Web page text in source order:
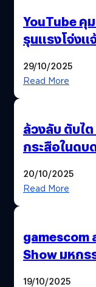
YouTube คุ
รุนแรงโจ่งแ
29/10/2025
Read More
ล้วงลับ ตับไต
กระสือในดบ
20/10/2025
Read More
gamescom
Show มหกร
19/10/2025